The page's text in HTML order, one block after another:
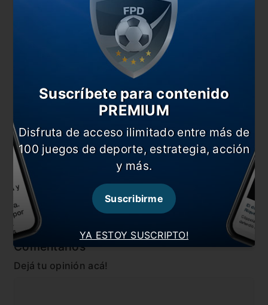
También te puede interesar
La jugada de la polémica: ¿falta de Tévez?
“Este título era uno de los objetivos que teníamos”
“Si había una forma de quedar eliminados, era esta”
Las finales del Muñeco
En esta nota:
#enzo perez #Noticia
#River
Comentarios
Dejá tu opinión acá!
YA ESTOY SUSCRIPTO!
Suscríbete para contenido
PREMIUM
Disfruta de acceso ilimitado entre más de
100 juegos de deporte, estrategia, acción
y más.
Suscribirme